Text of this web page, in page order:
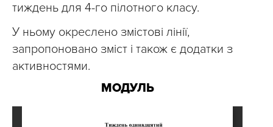
тиждень для 4-го пілотного класу.
У ньому окреслено змістові лінії,
запропоновано зміст і також є додатки з
активностями.
МОДУЛЬ